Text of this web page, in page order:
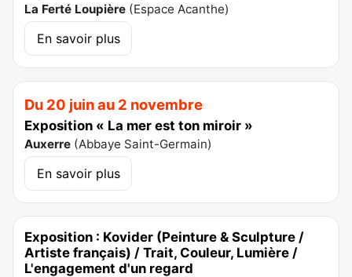
La Ferté Loupière (Espace Acanthe)
En savoir plus
Du 20 juin au 2 novembre
Exposition « La mer est ton miroir »
Auxerre (Abbaye Saint-Germain)
En savoir plus
Exposition : Kovider (Peinture & Sculpture /
Artiste français) / Trait, Couleur, Lumière /
L'engagement d'un regard